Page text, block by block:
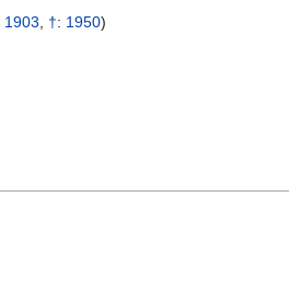
1903 †: 1950)